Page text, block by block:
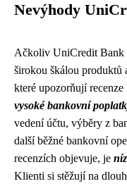
Nevýhody
Ačkoliv UniCredit Bank
širokou škálou produktů
které upozorňují
vysoké bankovní
vedení účtu, výběry z
další běžné bankovní
recenzích objevuje, je
Klienti si stěžují na